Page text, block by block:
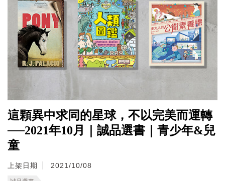
這顆異中求同的星球，不以完美而運轉
──2021年10月｜誠品選書｜青少年&兒
童
上架日期 2021/10/08